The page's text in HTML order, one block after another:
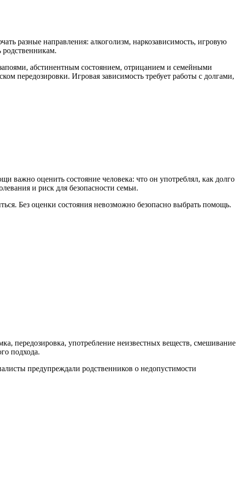
разные направления: алкоголизм, наркозависимость, игровую
абстинентным состоянием, отрицанием и семейными
передозировки. Игровая зависимость требует работы с долгами,
важно оценить состояние человека: что он употреблял, как долго
и риск для безопасности семьи.
Без оценки состояния невозможно безопасно выбрать помощь.
передозировка, употребление неизвестных веществ, смешивание
подхода.
предупреждали родственников о недопустимости